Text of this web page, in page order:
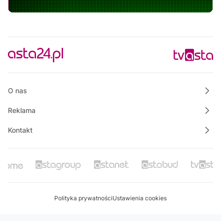
Wspólnie dla bezpieczeństwa Gminy Krajenka
14:30
15:00
Polskie Lasy
15:30
O nas
Reklama
Kontakt
Polityka prywatnościUstawienia cookies